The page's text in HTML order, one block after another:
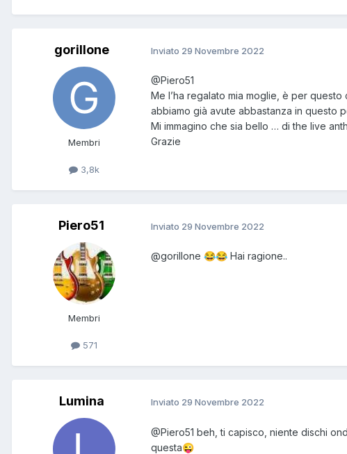
gorillone
Membri
3,8k
Inviato 29 Novembre 2022
@Piero51
Me l’ha regalato mia moglie, è per
abbiamo già avute abbastanza in questo
Mi immagino che sia bello … di the live
Grazie
Piero51
Membri
571
Inviato 29 Novembre 2022
@gorillone 😂😂 Hai ragione..
Lumina Inviato 29 Novembre 2022
@Piero51 beh, ti capisco, niente dischi
questa😜